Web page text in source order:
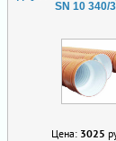
SN 10 340/
Цена: 3025